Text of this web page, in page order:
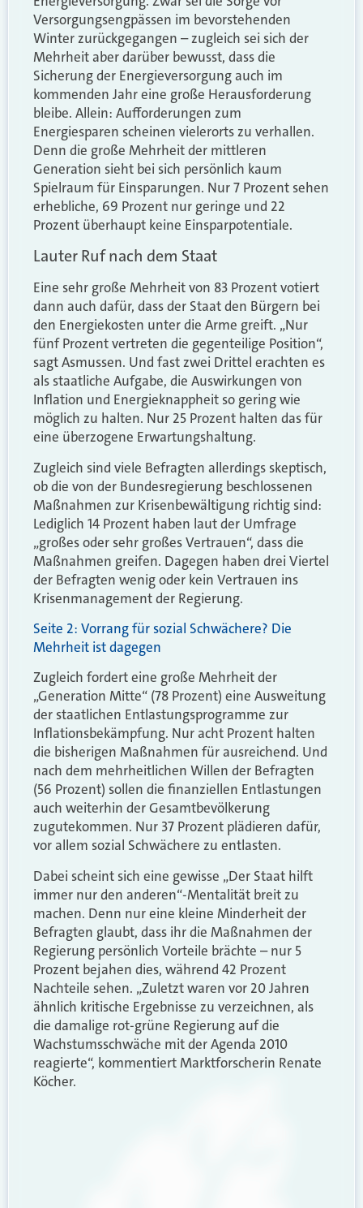
Versorgungsengpässen im bevorstehenden
Winter zurückgegangen – zugleich sei sich der
Mehrheit aber darüber bewusst, dass die
Sicherung der Energieversorgung auch im
kommenden Jahr eine große Herausforderung
bleibe. Allein: Aufforderungen zum
Energiesparen scheinen vielerorts zu verhallen.
Denn die große Mehrheit der mittleren
Generation sieht bei sich persönlich kaum
Spielraum für Einsparungen. Nur 7 Prozent sehen
erhebliche, 69 Prozent nur geringe und 22
Prozent überhaupt keine Einsparpotentiale.
Lauter Ruf nach dem Staat
Eine sehr große Mehrheit von 83 Prozent votiert
dann auch dafür, dass der Staat den Bürgern bei
den Energiekosten unter die Arme greift. „Nur
fünf Prozent vertreten die gegenteilige Position“,
sagt Asmussen. Und fast zwei Drittel erachten es
als staatliche Aufgabe, die Auswirkungen von
Inflation und Energieknappheit so gering wie
möglich zu halten. Nur 25 Prozent halten das für
eine überzogene Erwartungshaltung.
Zugleich sind viele Befragten allerdings skeptisch,
ob die von der Bundesregierung beschlossenen
Maßnahmen zur Krisenbewältigung richtig sind:
Lediglich 14 Prozent haben laut der Umfrage
„großes oder sehr großes Vertrauen“, dass die
Maßnahmen greifen. Dagegen haben drei Viertel
der Befragten wenig oder kein Vertrauen ins
Krisenmanagement der Regierung.
Seite 2: Vorrang für sozial Schwächere? Die
Mehrheit ist dagegen
Zugleich fordert eine große Mehrheit der
„Generation Mitte“ (78 Prozent) eine Ausweitung
der staatlichen Entlastungsprogramme zur
Inflationsbekämpfung. Nur acht Prozent halten
die bisherigen Maßnahmen für ausreichend. Und
nach dem mehrheitlichen Willen der Befragten
(56 Prozent) sollen die finanziellen Entlastungen
auch weiterhin der Gesamtbevölkerung
zugutekommen. Nur 37 Prozent plädieren dafür,
vor allem sozial Schwächere zu entlasten.
Dabei scheint sich eine gewisse „Der Staat hilft
immer nur den anderen“-Mentalität breit zu
machen. Denn nur eine kleine Minderheit der
Befragten glaubt, dass ihr die Maßnahmen der
Regierung persönlich Vorteile brächte – nur 5
Prozent bejahen dies, während 42 Prozent
Nachteile sehen. „Zuletzt waren vor 20 Jahren
ähnlich kritische Ergebnisse zu verzeichnen, als
die damalige rot-grüne Regierung auf die
Wachstumsschwäche mit der Agenda 2010
reagierte“, kommentiert Marktforscherin Renate
Köcher.